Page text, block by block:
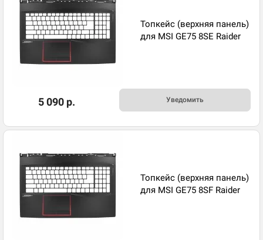
Топкейс (верхняя панель)
для MSI GE75 8SE Raider
5 090 р. Уведомить
Топкейс (верхняя панель)
для MSI GE75 8SF Raider